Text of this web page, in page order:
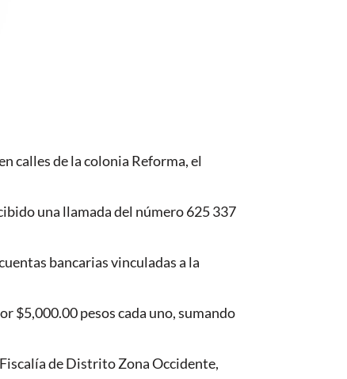
calles de la colonia Reforma, el
una llamada del número 625 337
bancarias vinculadas a la
$5,000.00 pesos cada uno, sumando
de Distrito Zona Occidente,